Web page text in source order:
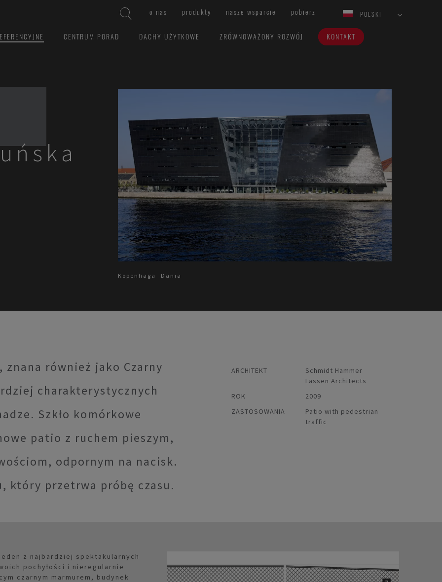
o nas produkty nasze wsparcie pobierz POLSKI
CENTRUM PORAD DACHY UŻYTKOWE ZRÓWNOWAŻONY ROZWÓJ KONTAKT
Kopenhaga Dania
również jako Czarny
charakterystycznych
Szkło komórkowe
patio z ruchem pieszym,
odpornym na nacisk.
który przetrwa próbę czasu.
ARCHITEKT
Schmidt Hammer
Lassen Architects
ROK
2009
ZASTOSOWANIA
Patio with pedestrian
traffic
z najbardziej spektakularnych
pochyłości i nieregularnie
czarnym marmurem, budynek